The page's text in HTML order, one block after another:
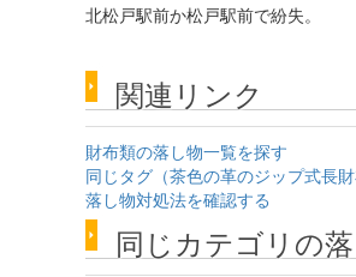
北松戸駅前か松戸駅前で紛失。
関連リンク
財布類の落し物一覧を探す
同じタグ（茶色の革のジップ式長
落し物対処法を確認する
同じカテゴリの